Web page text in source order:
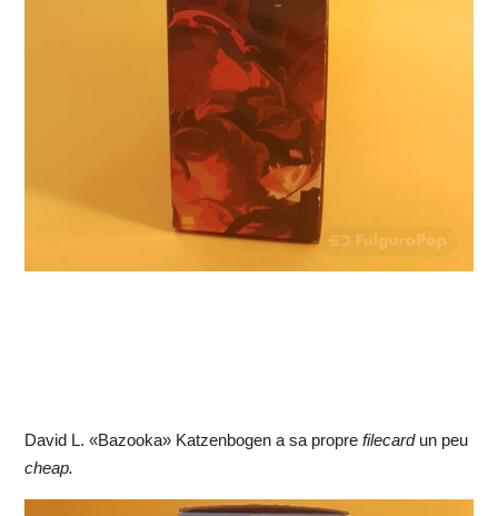
David L. «Bazooka» Katzenbogen a sa propre filecard un peu
cheap.